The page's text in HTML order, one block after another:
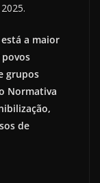
a maior
grupos
Normativa
de